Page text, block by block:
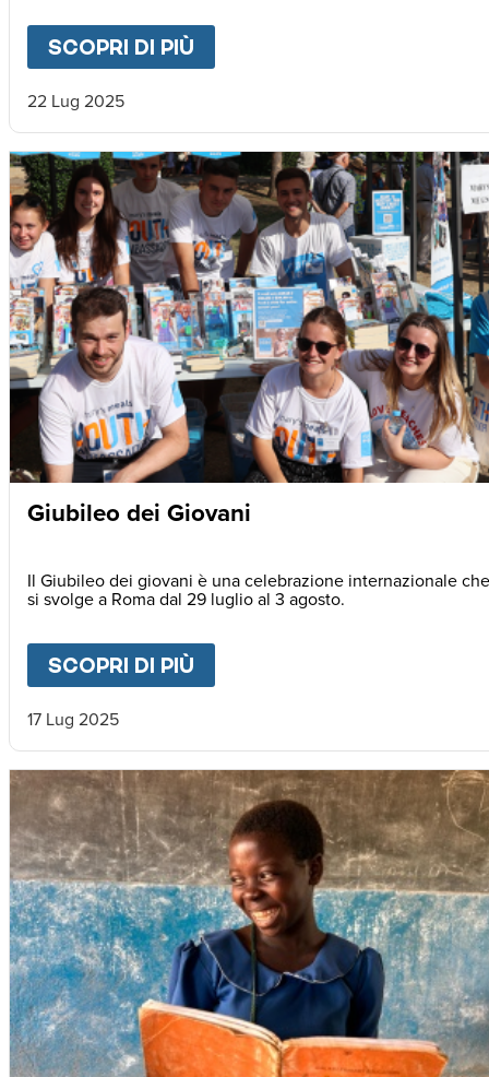
SCOPRI DI PIÙ
22 Lug 2025
Giubileo dei Giovani
Il Giubileo dei giovani è una celebrazione internazionale che
si svolge a Roma dal 29 luglio al 3 agosto.
SCOPRI DI PIÙ
17 Lug 2025